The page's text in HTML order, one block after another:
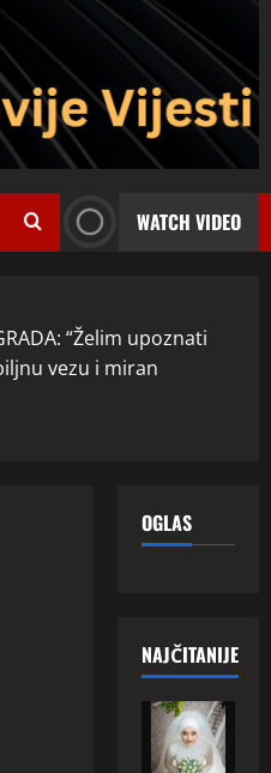
WATCH VIDEO
“Želim upoznati
vezu i miran
OGLAS
NAJČITANIJE